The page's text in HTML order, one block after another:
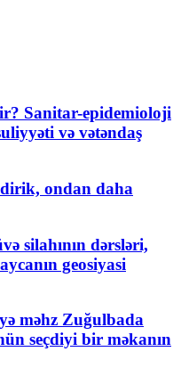
Sanitar-epidemioloji
və vətəndaş
ondan daha
silahının dərsləri,
geosiyasi
məhz Zuğulbada
seçdiyi bir məkanın